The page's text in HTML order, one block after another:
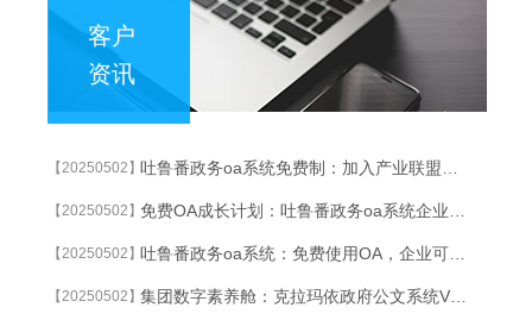
客户
资讯
【20250502】
【20250502】
【20250502】 吐鲁番政务oa系统：免费使用OA，企业可自定义品牌展示专区
【20250502】 集团数字素养舱：克拉玛依政府公文系统VR模拟跨国并购/危机公关等战略协同场景